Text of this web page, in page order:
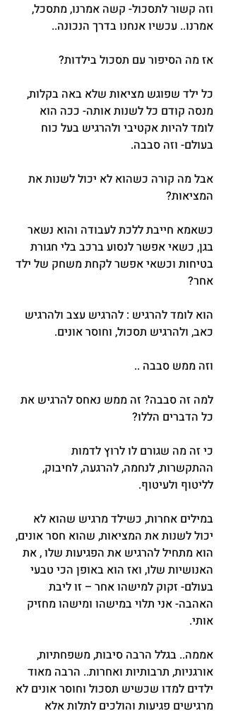
וזה קשור לתסכול- קשה אמרנו, מתסכל,
אמרנו.. עכשיו אנחנו בדרך הנכונה..
אז מה הסיפור עם תסכול בילדות?
כל ילד שפוגש מציאות שלא באה בקלות,
מנסה קודם כל לשנות אותה- ככה הוא
לומד להיות אקטיבי ולהרגיש בעל כוח
בעולם- וזה סבבה.
אבל מה קורה כשהוא לא יכול לשנות את
המציאות?
כשאמא חייבת ללכת לעבודה והוא נשאר
בגן, כשאי אפשר לנסוע ברכב בלי חגורת
בטיחות וכשאי אפשר לקחת משחק של ילד
אחר?
הוא לומד להרגיש : להרגיש עצב ולהרגיש
כאב, ולהרגיש תסכול, וחוסר אונים.
וזה ממש סבבה ..
למה זה סבבה? זה ממש נאחס להרגיש את
כל הדברים הללו?
כי זה מה שגורם לו לרוץ לדמות
ההתקשרות, לנחמה, להרגעה, לחיבוק,
לליטוף ולעיטוף.
במילים אחרות, כשילד מרגיש שהוא לא
יכול לשנות את המציאות, שהוא חסר אונים,
הוא מתחיל להרגיש את הפגיעות שלו , את
האנושיות שלו, ואז הוא באופן הכי טבעי
בעולם- זקוק למישהו אחר – זו ליבת
האהבה- אני תלוי במישהו ומישהו מחזיק
אותי.
אממה.. בגלל הרבה סיבות, משפחתיות,
אורגניות, תרבותיות ואחרות.. הרבה מאוד
ילדים למדו שכשיש תסכול וחוסר אונים לא
מרגישים פגיעות והולכים לתלות אלא